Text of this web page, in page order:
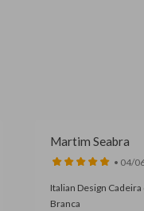
Martim Seabra
• 04/
Italian Design
Branca